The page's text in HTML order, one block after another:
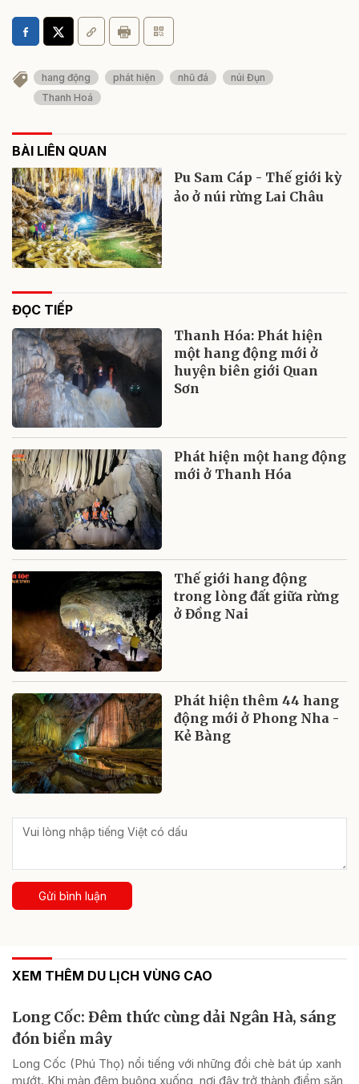
hang động phát hiện nhũ đá
núi Đụn
Thanh Hoá
BÀI LIÊN QUAN
Pu Sam Cáp - Thế giới kỳ
ảo ở núi rừng Lai Châu
ĐỌC TIẾP
Thanh Hóa: Phát hiện
một hang động mới ở
huyện biên giới Quan
Sơn
Phát hiện một hang động
mới ở Thanh Hóa
Thế giới hang động
trong lòng đất giữa rừng
ở Đồng Nai
Phát hiện thêm 44 hang
động mới ở Phong Nha -
Kẻ Bàng
Gửi bình luận
XEM THÊM DU LỊCH VÙNG CAO
Long Cốc: Đêm thức cùng dải Ngân Hà, sáng
đón biển mây
Long Cốc (Phú Thọ) nổi tiếng với những đồi chè bát úp xanh
mướt. Khi màn đêm buông xuống, nơi đây trở thành điểm săn